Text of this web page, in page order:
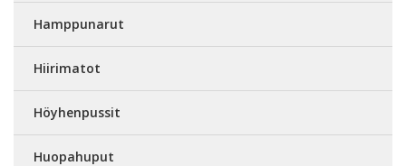
Hamppunarut
Hiirimatot
Höyhenpussit
Huopahuput